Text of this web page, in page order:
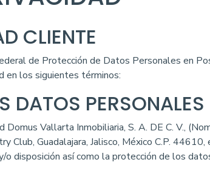
CLIENTE
de Protección de Datos Personales en
en los siguientes términos:
DATOS PERSONALES
Vallarta Inmobiliaria, S. A. DE C. V.,
Club, Guadalajara, Jalisco, México C.P.
o disposición así como la protección de los